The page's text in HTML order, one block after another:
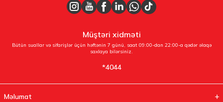
Müştəri xidməti
Bütün suallar və sifarişlər üçün həftənin 7 günü, saat 09:00-dan 22:00-a qədər əlaqə
saxlaya bilərsiniz.
*4044
Məlumat